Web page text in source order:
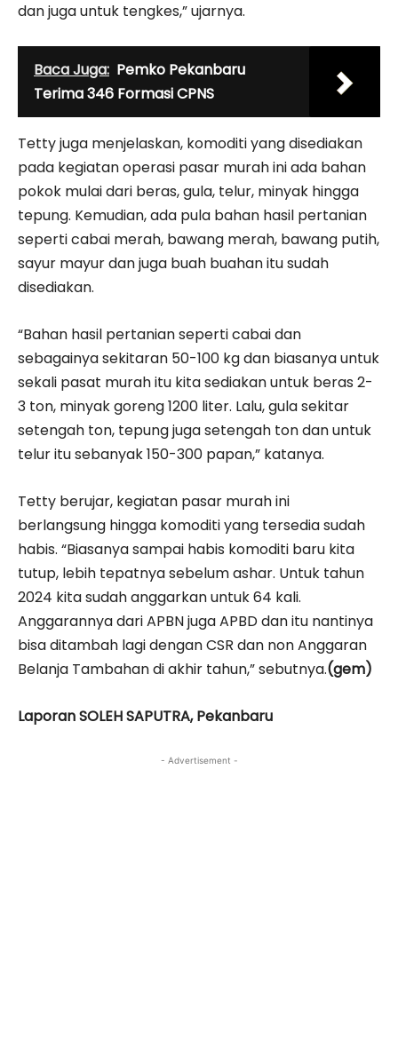
dan juga untuk tengkes,” ujarnya.
Baca Juga: Pemko Pekanbaru
Terima 346 Formasi CPNS
Tetty juga menjelaskan, komoditi yang disediakan
pada kegiatan operasi pasar murah ini ada bahan
pokok mulai dari beras, gula, telur, minyak hingga
tepung. Kemudian, ada pula bahan hasil pertanian
seperti cabai merah, bawang merah, bawang putih,
sayur mayur dan juga buah buahan itu sudah
disediakan.
“Bahan hasil pertanian seperti cabai dan
sebagainya sekitaran 50-100 kg dan biasanya untuk
sekali pasat murah itu kita sediakan untuk beras 2-
3 ton, minyak goreng 1200 liter. Lalu, gula sekitar
setengah ton, tepung juga setengah ton dan untuk
telur itu sebanyak 150-300 papan,” katanya.
Tetty berujar, kegiatan pasar murah ini
berlangsung hingga komoditi yang tersedia sudah
habis. “Biasanya sampai habis komoditi baru kita
tutup, lebih tepatnya sebelum ashar. Untuk tahun
2024 kita sudah anggarkan untuk 64 kali.
Anggarannya dari APBN juga APBD dan itu nantinya
bisa ditambah lagi dengan CSR dan non Anggaran
Belanja Tambahan di akhir tahun,” sebutnya.(gem)
Laporan SOLEH SAPUTRA, Pekanbaru
- Advertisement -